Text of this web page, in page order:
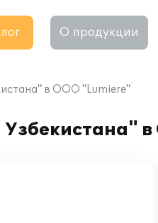
О продукции
в OOO "Lumiere"